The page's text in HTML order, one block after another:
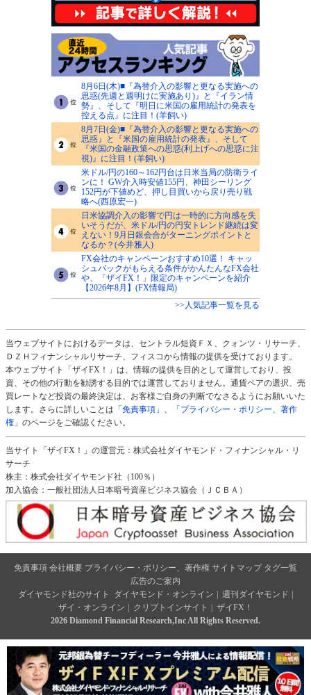
8月6日(木)■『為替介入の影響と更なる実施への
思惑(先週と週明けに実施あり)』と『イラン情
勢』、そして『明日に米国の雇用統計の発表を
控える点』に注目！(羊飼い)
8月7日(金)■『為替介入の影響と更なる実施への
思惑』と『米国の雇用統計の発表』、そして
『米国の金融政策への思惑(利上げへの思惑に注
視)』に注目！(羊飼い)
米ドル/円の160～162円台は日米当局の防衛ライ
ンに！ GW介入時安値155円、神田シーリング
152円が下値めど、押し目買いから戻り売り戦
略へ(西原宏一)
日米協調介入の影響で円は一時的に方向感を失
いそうだが、米ドル/円の円安トレンド継続は変
えない！9月日銀会合がターニングポイントと
なるか？(今井雅人)
FX会社のキャンペーンおすすめ10選！ キャッ
シュバックがもらえる条件がかんたんなFX会社
や、「ザイFX！」限定のキャンペーンを紹介
【2026年8月】(FX情報局)
>>人気記事一覧を見る
当ウェブサイトにおけるデータは、セントラル短資ＦＸ、クォンツ・リサーチ、
ＤＺＨフィナンシャルリサーチ、フィスコから情報の提供を受けております。
本ウェブサイト「ザイFX！」は、情報の提供を目的として運営しており、投
資、その他の行動を勧誘する目的では運営しておりません。通貨ペアの選択、売
買レートなど投資の最終決定は、お客様ご自身の判断でなさるようにお願いいた
します。さらに詳しいことは 「免責事項」
「プライバシー・ポリシー、著作
権」 のページをご確認ください。
当サイト「ザイFX！」の運営元：株式会社ダイヤモンド・フィナンシャル・リ
サーチ
株主：株式会社ダイヤモンド社（100％）
加入協会：一般社団法人日本暗号資産ビジネス協会（ＪＣＢＡ）
免責事項 会社概要 プライバシー・ポリシー、著作権 サイトマップ タグ一覧
広告のご案内
ダイヤモンド社のサイト
ダイヤモンド・オンライン 週刊ダイヤモンド
ザイ・オンライン
クリプトインサイト
ザイFX！
2026 Diamond Financial Research,Inc All Rights Reserved.